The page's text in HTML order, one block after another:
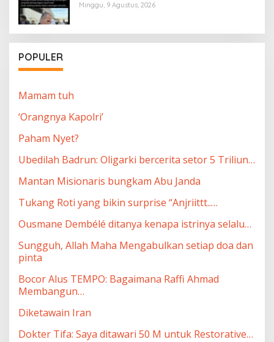
Minggu, 9 Agustus, 2026
POPULER
Mamam tuh
‘Orangnya Kapolri’
Paham Nyet?
Ubedilah Badrun: Oligarki bercerita setor 5 Triliun…
Mantan Misionaris bungkam Abu Janda
Tukang Roti yang bikin surprise “Anjriittt..…
Ousmane Dembélé ditanya kenapa istrinya selalu…
Sungguh, Allah Maha Mengabulkan setiap doa dan
pinta
Bocor Alus TEMPO: Bagaimana Raffi Ahmad
Membangun…
Diketawain Iran
Dokter Tifa: Saya ditawari 50 M untuk Restorative…